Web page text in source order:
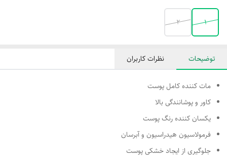
1
2
توضیحات نظرات کاربران
مات کننده کامل پوست
کاور و پوشانندگی بالا
یکسان کننده رنگ پوست
فرمولاسیون هیدراسیون و آبرسان
جلوگیری از ایجاد خشکی پوست